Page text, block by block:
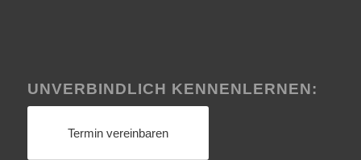
UNVERBINDLICH KENNENLERNEN:
Termin vereinbaren